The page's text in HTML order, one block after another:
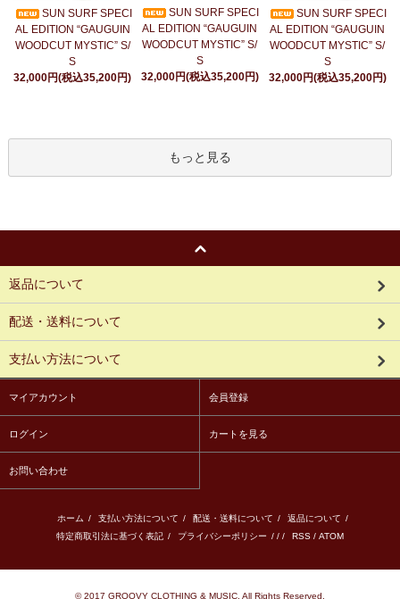
SUN SURF SPECI
AL EDITION “GAUGUIN
WOODCUT MYSTIC” S/
S
32,000円(税込35,200円)
SUN SURF SPECI
AL EDITION “GAUGUIN
WOODCUT MYSTIC” S/
S
32,000円(税込35,200円)
SUN SURF SPECI
AL EDITION “GAUGUIN
WOODCUT MYSTIC” S/
S
32,000円(税込35,200円)
もっと見る
返品について
配送・送料について
支払い方法について
マイアカウント 会員登録
ログイン カートを見る
お問い合わせ
ホーム / 支払い方法について / 配送・送料について / 返品について /
特定商取引法に基づく表記 / プライバシーポリシー / / / RSS / ATOM
© 2017 GROOVY CLOTHING & MUSIC. All Rights Reserved.